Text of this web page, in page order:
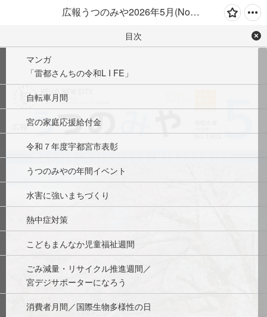
広報うつのみや2026年5月(No.1802)
目次
マンガ
「雷都さんちの令和L I FE」
自転車月間
宮の家庭応援給付金
令和７年度宇都宮市表彰
うつのみやの年間イベント
水害に強いまちづくり
熱中症対策
こどもまんなか児童福祉週間
ごみ減量・リサイクル推進週間／
宮デジサポーターになろう
消費者月間／国際生物多様性の日